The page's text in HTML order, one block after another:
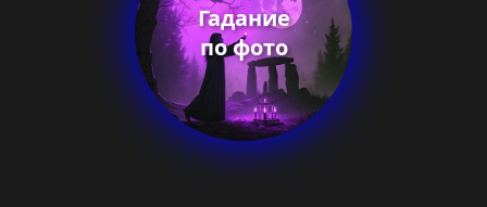
Гадание
по фото